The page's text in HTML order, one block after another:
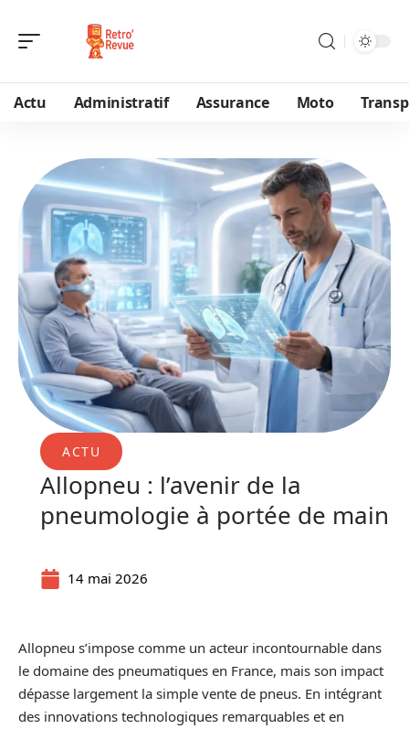
Actu Administratif Assurance Moto
ACTU
Allopneu : l’avenir de la
pneumologie à portée de main
14 mai 2026
Allopneu s’impose comme un acteur incontournable dans
le domaine des pneumatiques en France, mais son impact
dépasse largement la simple vente de pneus. En intégrant
des innovations technologiques remarquables et en